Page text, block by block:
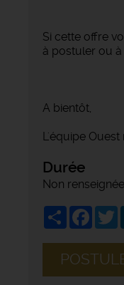
Si cette offre
à postuler ou
A bientôt,
L'équipe
Durée
Non renseignée
Share